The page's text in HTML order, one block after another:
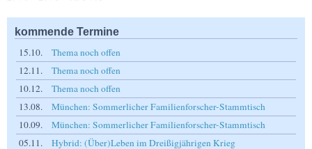
kommende Termine
15.10.
Thema noch offen
12.11.
Thema noch offen
10.12.
Thema noch offen
13.08.
München: Sommerlicher Familienforscher-Stammtisch
10.09.
München: Sommerlicher Familienforscher-Stammtisch
05.11.
Hybrid: (Über)Leben im Dreißigjährigen Krieg